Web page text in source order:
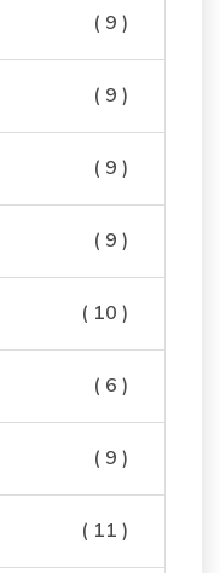
( 9 )
( 9 )
( 9 )
( 9 )
( 10 )
( 6 )
( 9 )
( 11 )